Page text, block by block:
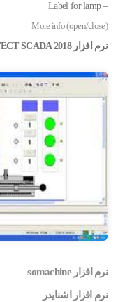
– Label for lamp
More info (open/close)
نرم افزار CITECT SCADA 2018 را
نرم افزار somachine
نرم افزار اشنایدر